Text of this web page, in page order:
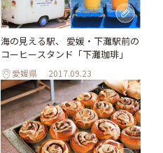
海の見える駅、 愛媛・下灘駅前の
コーヒースタンド「下灘珈琲」
愛媛県 2017.09.23